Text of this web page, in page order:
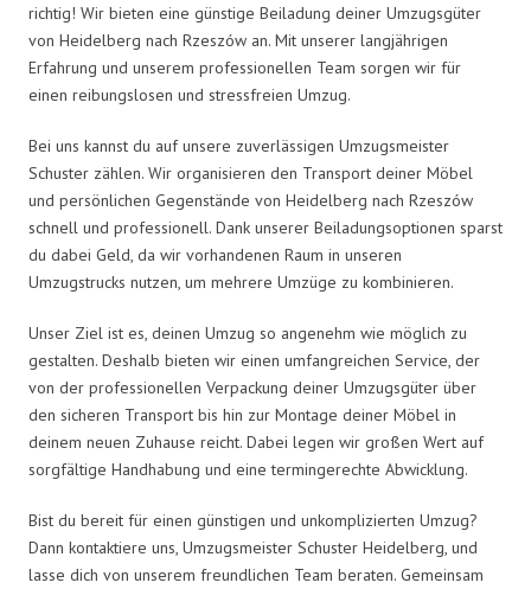
richtig! Wir bieten eine günstige Beiladung deiner Umzugsgüter
von Heidelberg nach Rzeszów an. Mit unserer langjährigen
Erfahrung und unserem professionellen Team sorgen wir für
einen reibungslosen und stressfreien Umzug.
Bei uns kannst du auf unsere zuverlässigen Umzugsmeister
Schuster zählen. Wir organisieren den Transport deiner Möbel
und persönlichen Gegenstände von Heidelberg nach Rzeszów
schnell und professionell. Dank unserer Beiladungsoptionen sparst
du dabei Geld, da wir vorhandenen Raum in unseren
Umzugstrucks nutzen, um mehrere Umzüge zu kombinieren.
Unser Ziel ist es, deinen Umzug so angenehm wie möglich zu
gestalten. Deshalb bieten wir einen umfangreichen Service, der
von der professionellen Verpackung deiner Umzugsgüter über
den sicheren Transport bis hin zur Montage deiner Möbel in
deinem neuen Zuhause reicht. Dabei legen wir großen Wert auf
sorgfältige Handhabung und eine termingerechte Abwicklung.
Bist du bereit für einen günstigen und unkomplizierten Umzug?
Dann kontaktiere uns, Umzugsmeister Schuster Heidelberg, und
lasse dich von unserem freundlichen Team beraten. Gemeinsam